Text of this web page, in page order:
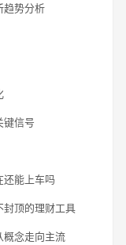
趋势分析
键信号
还能上车吗
封顶的理财工具
概念走向主流